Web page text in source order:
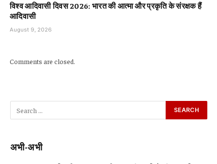
विश्व आदिवासी दिवस 2026: भारत की आत्मा और प्रकृति के संरक्षक हैं
आदिवासी
August 9, 2026
Comments are closed.
अभी-अभी